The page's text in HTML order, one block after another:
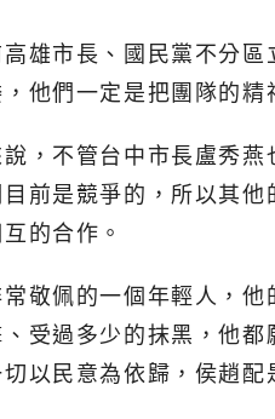
雄市長、國民黨不分
他們一定是把團隊的精
，不管台中市長盧秀
前是競爭的，所以其
的合作。
敬佩的一個年輕人，
受過多少的抹黑，他
以民意為依歸，侯趙